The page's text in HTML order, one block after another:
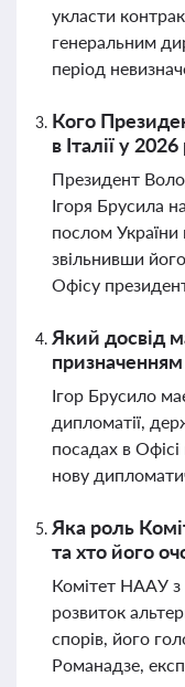
укласти
генеральним
період
Кого
в Італії у 2026
Президент
Ігоря Брусила
послом України
звільнивши
Офісу
Який досвід
Ігор Брусило
дипломатії,
посадах в
нову
Яка роль
та хто його
Комітет НААУ з
розвиток
спорів, його
Романадзе,